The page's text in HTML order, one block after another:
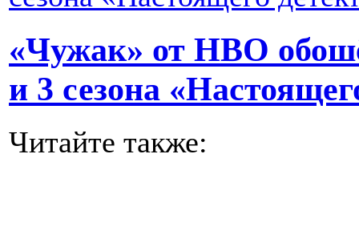
«Чужак» от HBO
и 3 сезона
Читайте также: